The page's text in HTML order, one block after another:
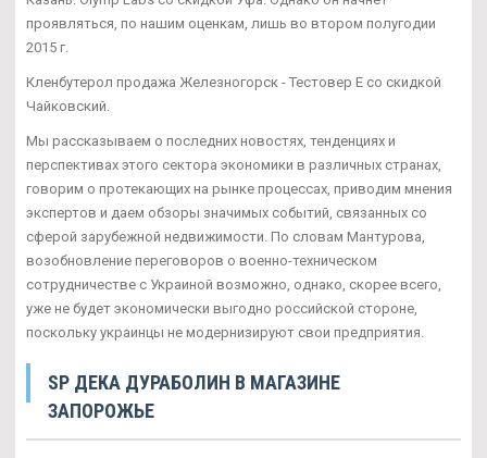
проявляться, по нашим оценкам, лишь во втором полугодии
2015 г.
Кленбутерол продажа Железногорск - Тестовер Е со скидкой
Чайковский.
Мы рассказываем о последних новостях, тенденциях и
перспективах этого сектора экономики в различных странах,
говорим о протекающих на рынке процессах, приводим мнения
экспертов и даем обзоры значимых событий, связанных со
сферой зарубежной недвижимости. По словам Мантурова,
возобновление переговоров о военно-техническом
сотрудничестве с Украиной возможно, однако, скорее всего,
уже не будет экономически выгодно российской стороне,
поскольку украинцы не модернизируют свои предприятия.
SP ДЕКА ДУРАБОЛИН В МАГАЗИНЕ
ЗАПОРОЖЬЕ